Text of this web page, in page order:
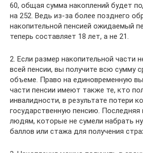
60, общая сумма накоплений будет
на 252. Ведь из-за более позднего
накопительной пенсией ожидаемый
теперь составляет 18 лет, а не 21.
2. Если размер накопительной части
всей пенсии, вы получите всю сумму
объеме. Право на единовременную
части пенсии имеют также те, кто
инвалидности, в результате потери
государственную пенсию. Последняя
людям, которые не сумели набрать
баллов или стажа для получения